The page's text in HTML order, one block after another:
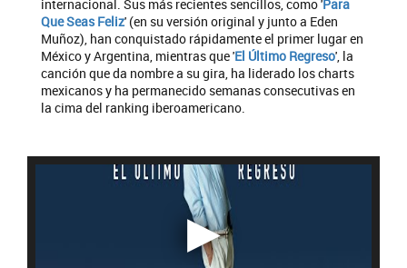
internacional. Sus más recientes sencillos, como 'Para
Que Seas Feliz' (en su versión original y junto a Eden
Muñoz), han conquistado rápidamente el primer lugar en
México y Argentina, mientras que 'El Último Regreso', la
canción que da nombre a su gira, ha liderado los charts
mexicanos y ha permanecido semanas consecutivas en
la cima del ranking iberoamericano.